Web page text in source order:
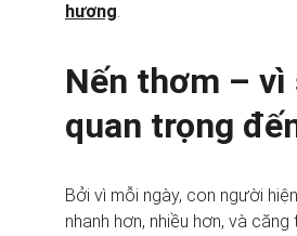
hương.
Nến thơm – vì
quan trọng
Bởi vì mỗi ngày, con người
nhanh hơn, nhiều hơn, và căng